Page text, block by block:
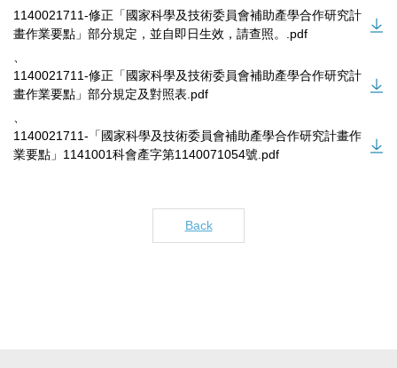
1140021711-修正「國家科學及技術委員會補助產學合作研究計
畫作業要點」部分規定，並自即日生效，請查照。.pdf
1140021711-修正「國家科學及技術委員會補助產學合作研究計
畫作業要點」部分規定及對照表.pdf
1140021711-「國家科學及技術委員會補助產學合作研究計畫作
業要點」1141001科會產字第1140071054號.pdf
Back